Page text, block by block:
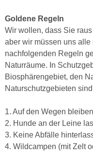
Goldene Regeln
Wir wollen, dass Sie
aber wir müssen uns
nachfolgenden Regeln
Naturräume. In
Biosphärengebiet, den
Naturschutzgebieten
1. Auf den Wegen
2. Hunde an der Leine
3. Keine Abfälle
4. Wildcampen (mit Zelt